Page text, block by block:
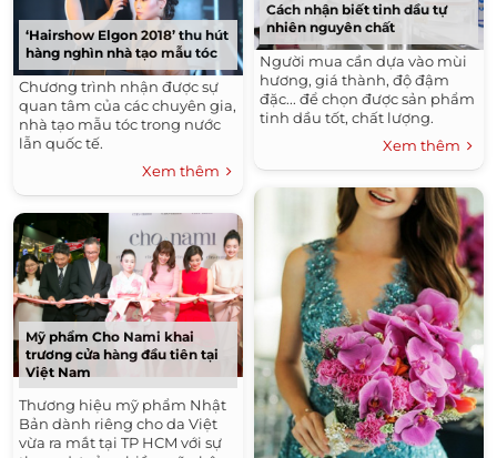
‘Hairshow Elgon 2018’ thu hút
hàng nghìn nhà tạo mẫu tóc
Chương trình nhận được sự
quan tâm của các chuyên gia,
nhà tạo mẫu tóc trong nước
lẫn quốc tế.
Xem thêm
Mỹ phẩm Cho Nami khai
trương cửa hàng đầu tiên tại
Việt Nam
Thương hiệu mỹ phẩm Nhật
Bản dành riêng cho da Việt
vừa ra mắt tại TP HCM với sự
Cách nhận biết tinh dầu tự
nhiên nguyên chất
Người mua cần dựa vào mùi
hương, giá thành, độ đậm
đặc... để chọn được sản phẩm
tinh dầu tốt, chất lượng.
Xem thêm